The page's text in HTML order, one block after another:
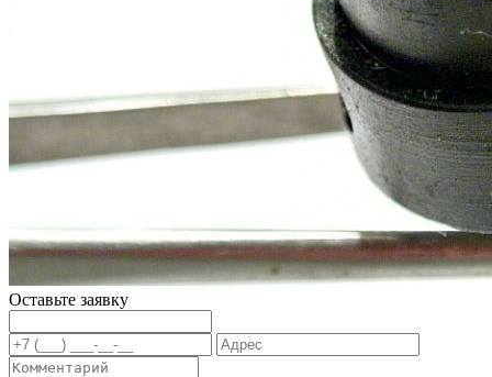
Оставьте заявку